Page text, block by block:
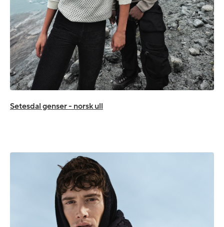
Setesdal genser - norsk ull